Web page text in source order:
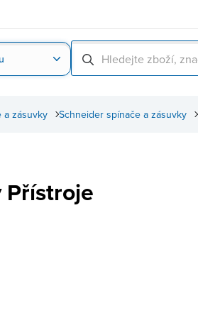
Schneider spínače a zásuvky
a zásuvky
Přístroje